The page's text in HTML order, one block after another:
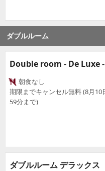
ダブルルーム
Double room - De
朝食なし
期限までキャンセル無料 (8月10
59分まで)
ダブルルーム デラック